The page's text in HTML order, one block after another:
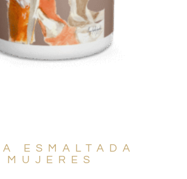
ESMALTADA
MUJERES